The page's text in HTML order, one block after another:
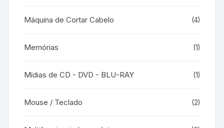
Máquina de Cortar Cabelo (4)
Memórias (1)
Mídias de CD - DVD - BLU-RAY (1)
Mouse / Teclado (2)